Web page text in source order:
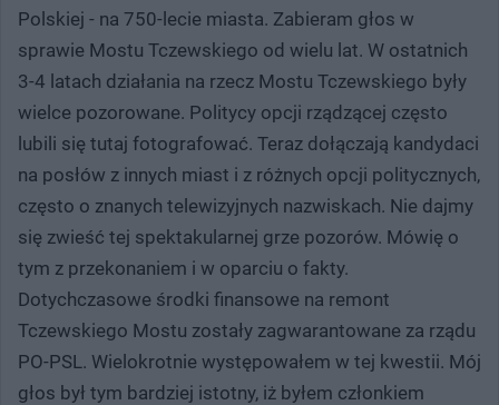
Polskiej - na 750-lecie miasta. Zabieram głos w
sprawie Mostu Tczewskiego od wielu lat. W ostatnich
3-4 latach działania na rzecz Mostu Tczewskiego były
wielce pozorowane. Politycy opcji rządzącej często
lubili się tutaj fotografować. Teraz dołączają kandydaci
na posłów z innych miast i z różnych opcji politycznych,
często o znanych telewizyjnych nazwiskach. Nie dajmy
się zwieść tej spektakularnej grze pozorów. Mówię o
tym z przekonaniem i w oparciu o fakty.
Dotychczasowe środki finansowe na remont
Tczewskiego Mostu zostały zagwarantowane za rządu
PO-PSL. Wielokrotnie występowałem w tej kwestii. Mój
głos był tym bardziej istotny, iż byłem członkiem